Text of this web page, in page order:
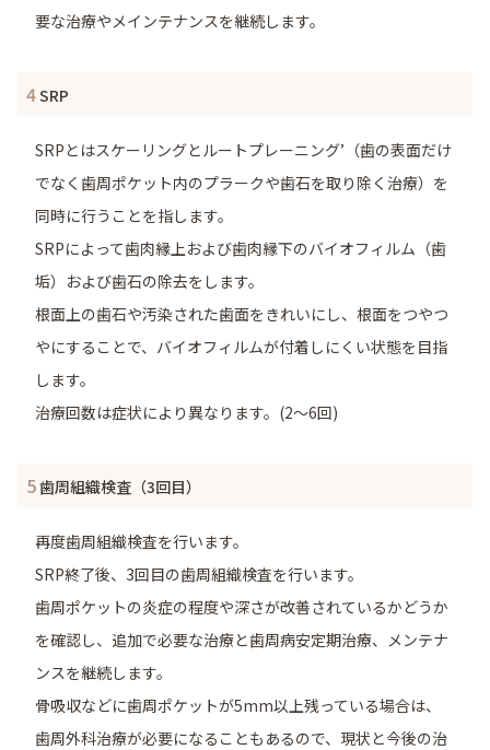
要な治療やメインテナンスを継続します。
4SRP
SRPとはスケーリングとルートプレーニング’（歯の表面だけ
でなく歯周ポケット内のプラークや歯石を取り除く治療）を
同時に行うことを指します。
SRPによって歯肉縁上および歯肉縁下のバイオフィルム（歯
垢）および歯石の除去をします。
根面上の歯石や汚染された歯面をきれいにし、根面をつやつ
やにすることで、バイオフィルムが付着しにくい状態を目指
します。
治療回数は症状により異なります。(2～6回)
5歯周組織検査（3回目）
再度歯周組織検査を行います。
SRP終了後、3回目の歯周組織検査を行います。
歯周ポケットの炎症の程度や深さが改善されているかどうか
を確認し、追加で必要な治療と歯周病安定期治療、メンテナ
ンスを継続します。
骨吸収などに歯周ポケットが5mm以上残っている場合は、
歯周外科治療が必要になることもあるので、現状と今後の治